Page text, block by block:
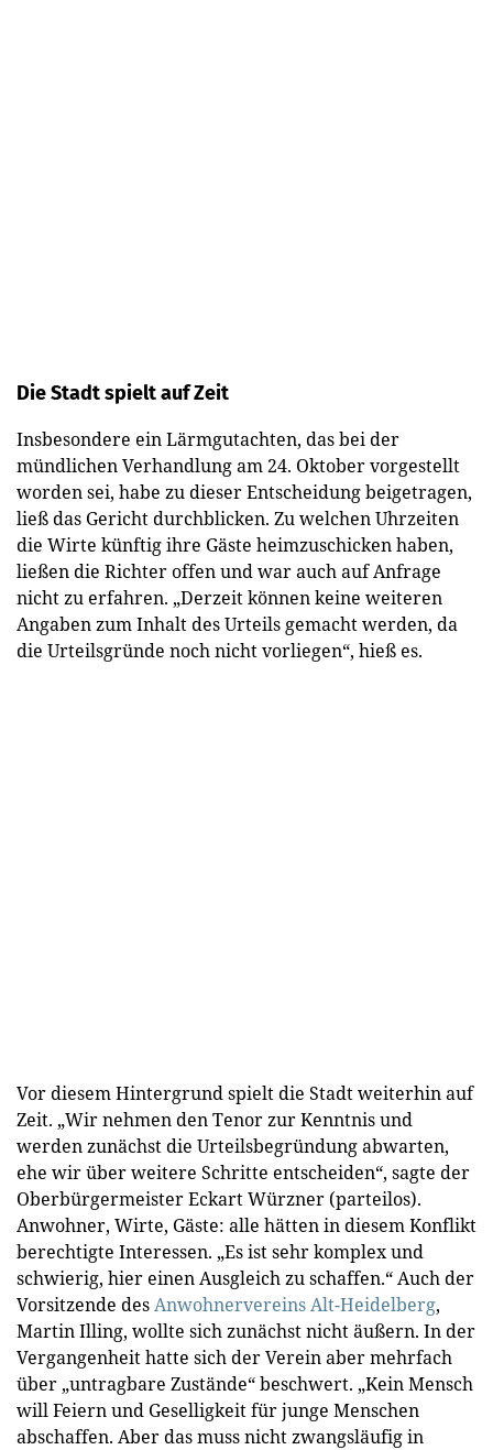
Die Stadt spielt auf Zeit
Insbesondere ein Lärmgutachten, das bei der
mündlichen Verhandlung am 24. Oktober vorgestellt
worden sei, habe zu dieser Entscheidung beigetragen,
ließ das Gericht durchblicken. Zu welchen Uhrzeiten
die Wirte künftig ihre Gäste heimzuschicken haben,
ließen die Richter offen und war auch auf Anfrage
nicht zu erfahren. „Derzeit können keine weiteren
Angaben zum Inhalt des Urteils gemacht werden, da
die Urteilsgründe noch nicht vorliegen“, hieß es.
Vor diesem Hintergrund spielt die Stadt weiterhin auf
Zeit. „Wir nehmen den Tenor zur Kenntnis und
werden zunächst die Urteilsbegründung abwarten,
ehe wir über weitere Schritte entscheiden“, sagte der
Oberbürgermeister Eckart Würzner (parteilos).
Anwohner, Wirte, Gäste: alle hätten in diesem Konflikt
berechtigte Interessen. „Es ist sehr komplex und
schwierig, hier einen Ausgleich zu schaffen.“ Auch der
Vorsitzende desAnwohnervereins Alt-Heidelberg,
Martin Illing, wollte sich zunächst nicht äußern. In der
Vergangenheit hatte sich der Verein aber mehrfach
über „untragbare Zustände“ beschwert. „Kein Mensch
will Feiern und Geselligkeit für junge Menschen
abschaffen. Aber das muss nicht zwangsläufig in